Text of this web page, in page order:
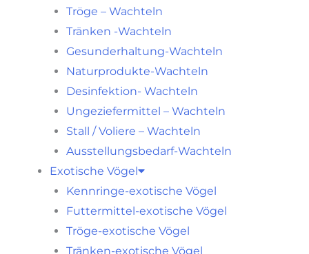
Tröge – Wachteln
Tränken -Wachteln
Gesunderhaltung-Wachteln
Naturprodukte-Wachteln
Desinfektion- Wachteln
Ungeziefermittel – Wachteln
Stall / Voliere – Wachteln
Ausstellungsbedarf-Wachteln
Exotische Vögel
Kennringe-exotische Vögel
Futtermittel-exotische Vögel
Tröge-exotische Vögel
Tränken-exotische Vögel